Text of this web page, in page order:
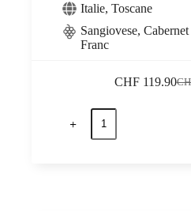
Italie, Toscane
Sangiovese,
Franc
Le
CHF119.90Le
quantité
Tignanello